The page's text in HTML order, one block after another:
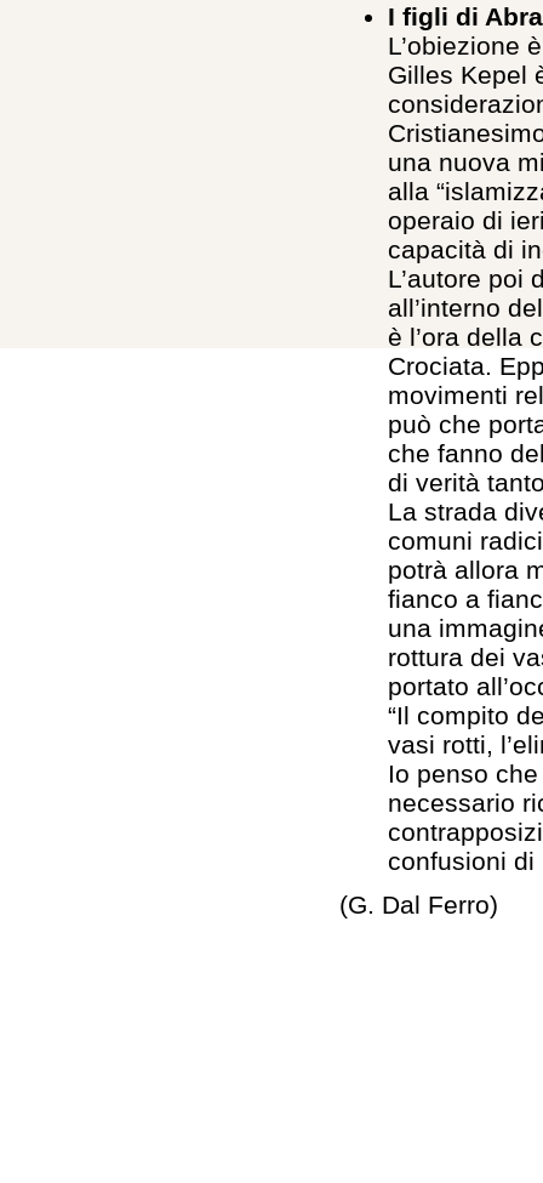
I figli di
L’obiezione
Gilles Kepel
una nuova
alla
operaio di
capacità di
L’autore poi
all’interno
è l’ora della
Crociata.
movimenti
può che
che fanno
di verità
La strada
comuni
potrà allora
fianco a
una
rottura dei
portato
“Il compito
vasi rotti,
Io penso
necessario
confusioni di
(G. Dal Ferro)